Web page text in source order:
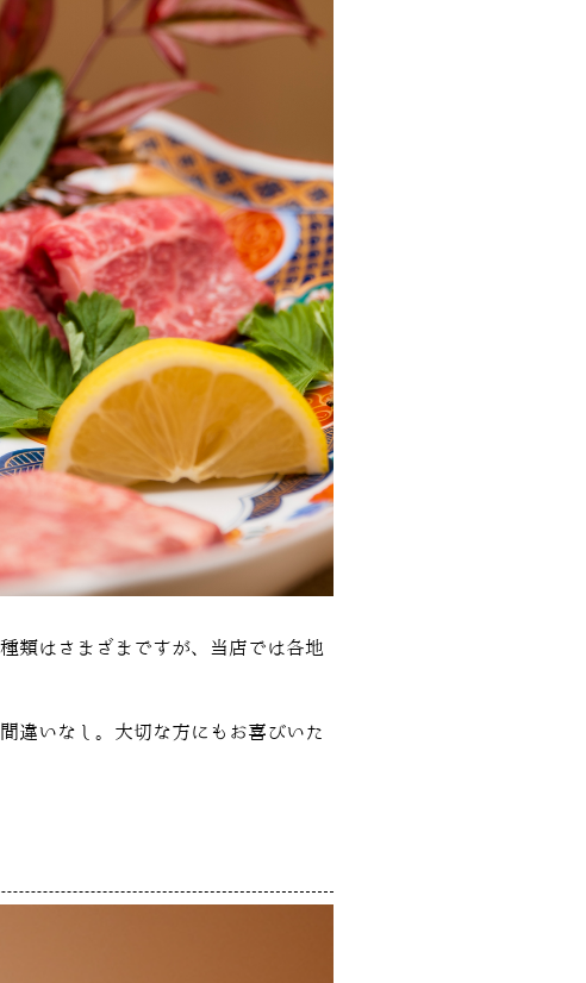
類はさまざまですが、当店では各地
違いなし。大切な方にもお喜びいた